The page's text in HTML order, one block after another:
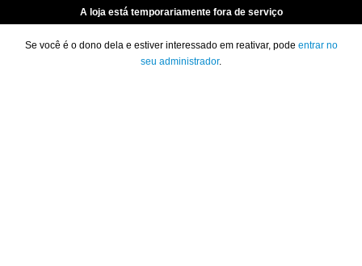
A loja está temporariamente fora de serviço
Se você é o dono dela e estiver interessado em reativar, pode entrar no
seu administrador.